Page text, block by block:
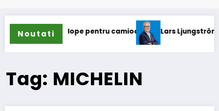
Noutati
de anvelope pentru camioane Lars Ljungström a
Tag: MICHELIN